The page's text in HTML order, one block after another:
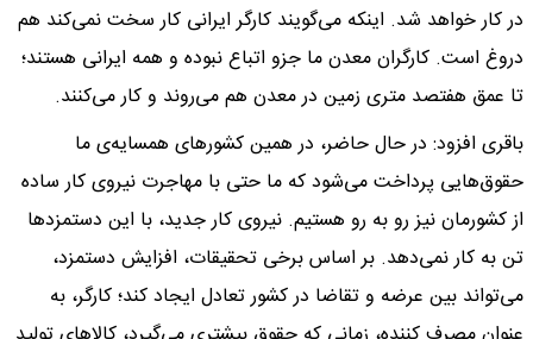
در کار خواهد شد. اینکه می‌گویند کارگر ایرانی کار سخت نمی‌کند هم
دروغ است. کارگران معدن ما جزو اتباع نبوده و همه ایرانی هستند؛
تا عمق هفتصد متری زمین در معدن هم می‌روند و کار می‌کنند.
باقری افزود: در حال حاضر، در همین کشورهای همسایه‌ی ما
حقوق‌هایی پرداخت می‌شود که ما حتی با مهاجرت نیروی کار ساده
از کشورمان نیز رو به رو هستیم. نیروی کار جدید، با این دستمزدها
تن به کار نمی‌دهد. بر اساس برخی تحقیقات، افزایش دستمزد،
می‌تواند بین عرضه و تقاضا در کشور تعادل ایجاد کند؛ کارگر، به